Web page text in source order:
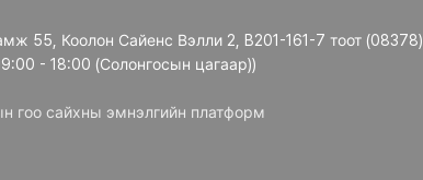
55, Коолон Сайенс Вэлли 2, B201-161-7 тоот (08378)
- 18:00 (Солонгосын цагаар))
гоо сайхны эмнэлгийн платформ